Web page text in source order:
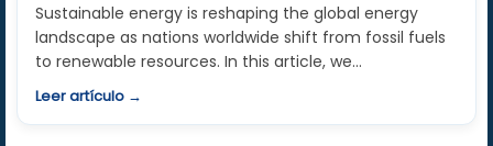
Sustainable energy is reshaping the global energy
landscape as nations worldwide shift from fossil fuels
to renewable resources. In this article, we…
Leer artículo →